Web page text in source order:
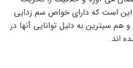
این است که دارای خواص سم زدایی
سیترین به دلیل توانایی آنها در
اند.